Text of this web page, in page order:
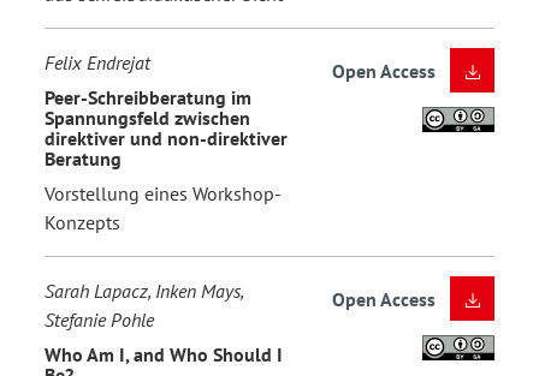
Felix Endrejat
Peer-Schreibberatung im
Spannungsfeld zwischen
direktiver und non-direktiver
Beratung
Vorstellung eines Workshop-
Konzepts
Open Access
Sarah Lapacz, Inken Mays,
Stefanie Pohle
Who Am I, and Who Should I
Open Access